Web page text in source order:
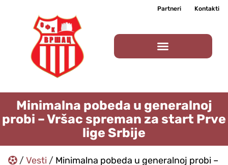
Partneri Kontakti
Minimalna pobeda u generalnoj
probi – Vršac spreman za start Prve
lige Srbije
/ Vesti / Minimalna pobeda u generalnoj probi –